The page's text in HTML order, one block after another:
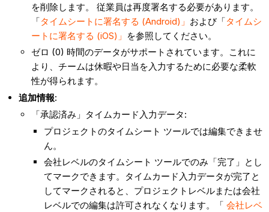
を削除します。 従業員は再度署名する必要があります。
「タイムシートに署名する (Android)」 および「タイムシ
ートに署名する (iOS)」 を参照してください。
ゼロ (0) 時間のデータがサポートされています。これに
より、チームは休暇や日当を入力するために必要な柔軟
性が得られます。
追加情報:
「承認済み」タイムカード入力データ:
プロジェクトのタイムシート ツールでは編集できませ
ん。
会社レベルのタイムシート ツールでのみ「完了」とし
てマークできます。タイムカード入力データが完了と
してマークされると、プロジェクトレベルまたは会社
レベルでの編集は許可されなくなります。「会社レベ